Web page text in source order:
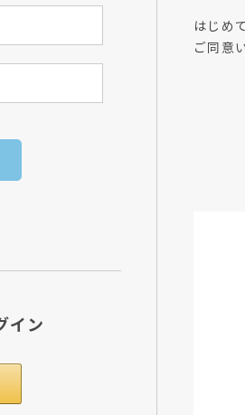
イン
はじめ
ご同意